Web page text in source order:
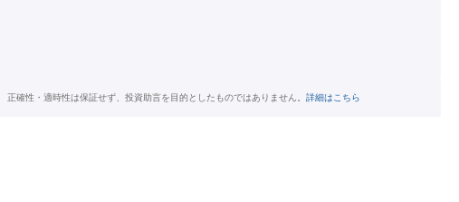
正確性・適時性は保証せず、投資助言を目的としたものではありません。 詳細はこちら